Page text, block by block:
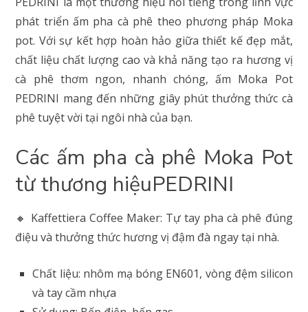
phát triển ấm pha cà phê theo phương pháp Moka
pot. Với sự kết hợp hoàn hảo giữa thiết kế đẹp mắt,
chất liệu chất lượng cao và khả năng tạo ra hương vị
cà phê thơm ngon, nhanh chóng, ấm Moka Pot
PEDRINI mang đến những giây phút thưởng thức cà
phê tuyệt vời tại ngôi nhà của bạn.
Các ấm pha cà phê Moka Pot
từ thương hiệuPEDRINI
🔸 Kaffettiera Coffee Maker: Tự tay pha cà phê đúng
điệu và thưởng thức hương vị đậm đà ngay tại nhà.
Chất liệu: nhôm mạ bóng EN601, vòng đệm silicon
và tay cầm nhựa